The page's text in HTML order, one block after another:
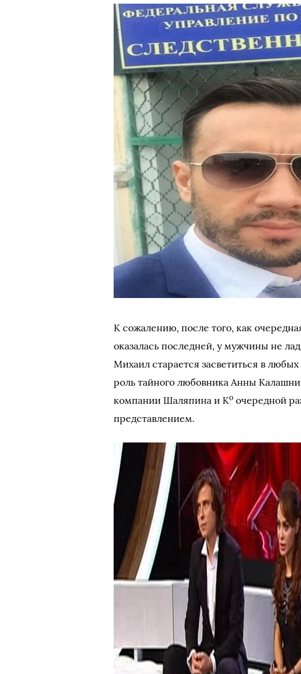
К сожалению, после того, как
оказалась последней, у мужчины не
Михаил старается засветиться в
роль тайного любовника Анны
компании Шаляпина и Ко очередной
представлением.